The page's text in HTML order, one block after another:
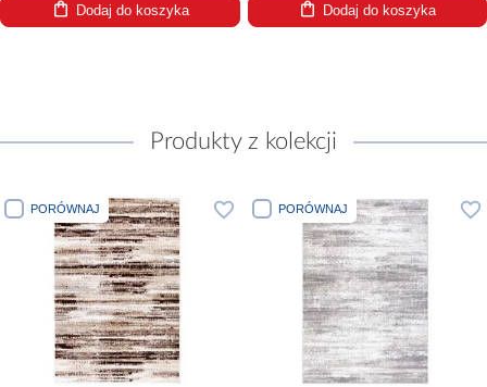
Dodaj do koszyka Dodaj do koszyka
Produkty z kolekcji
PORÓWNAJ PORÓWNAJ